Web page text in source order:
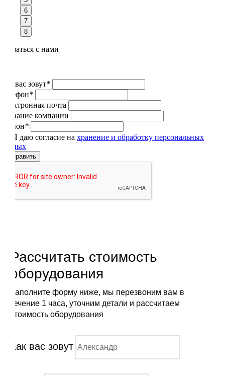
6
7
8
Связаться с нами
Как вас зовут*
Телефон*
Электронная почта
Название компании
Регион*
Я даю согласие на хранение и обработку персональных
данных
Отправить
Рассчитать стоимость
оборудования
Заполните форму ниже, мы перезвоним вам в
течение 1 часа, уточним детали и рассчитаем
стоимость оборудования
Как вас зовут